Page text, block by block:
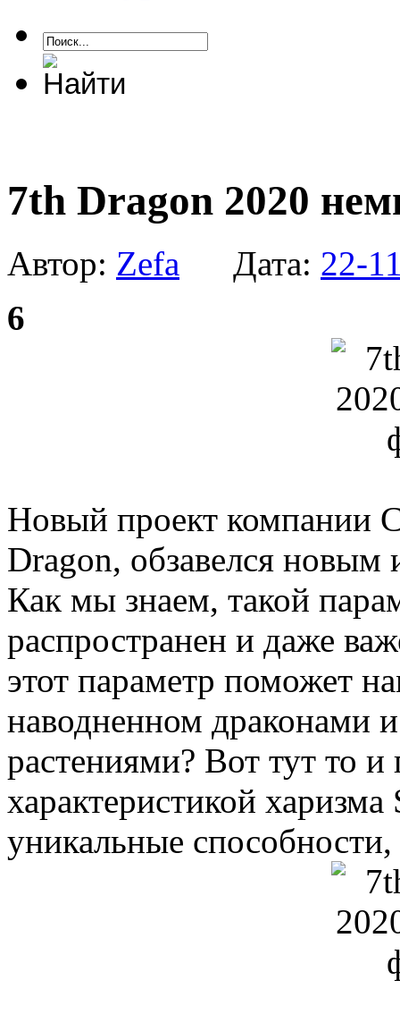
7th Dragon 2020
Автор: Zefa Дата: 22-
6
Новый проект компании
Dragon, обзавелся
Как мы знаем, такой
распространен и даже
этот параметр поможет
наводненном драконами
растениями? Вот тут то
характеристикой харизма
уникальные